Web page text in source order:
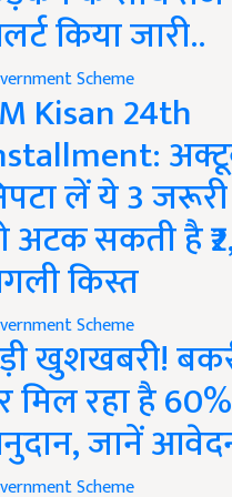
किया जारी..
Scheme
Kisan 24th
लें ये 3
अटक सकती है
किस्त
Scheme
खुशखबरी!
मिल रहा है
जानें आवेदन
Scheme